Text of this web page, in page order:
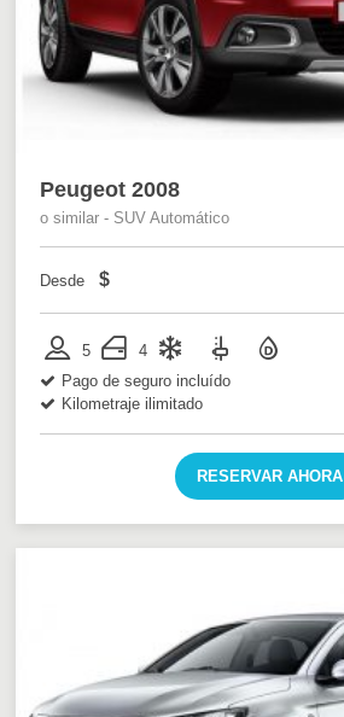
Peugeot 2008
o similar - SUV Automático
Desde $
5
4
Pago de seguro incluído
Kilometraje ilimitado
RESERVAR AHORA